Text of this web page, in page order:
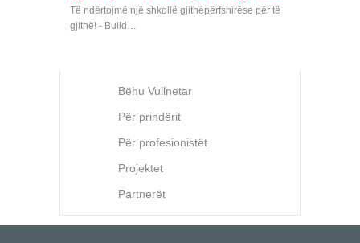
Të ndërtojmë një shkollë gjithëpërfshirëse për të
gjithë! - Build…
Bëhu Vullnetar
Për prindërit
Për profesionistët
Projektet
Partnerët